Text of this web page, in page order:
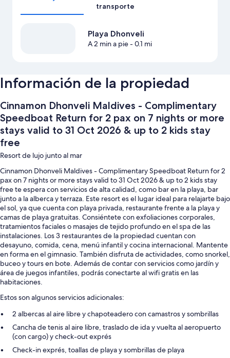
transporte
Playa Dhonveli
A 2 min a pie- 0.1 mi
Información de la propiedad
Cinnamon Dhonveli Maldives - Complimentary
Speedboat Return for 2 pax on 7 nights or more
stays valid to 31 Oct 2026 & up to 2 kids stay
free
Resort de lujo junto al mar
Cinnamon Dhonveli Maldives - Complimentary Speedboat Return for 2
pax on 7 nights or more stays valid to 31 Oct 2026 & up to 2 kids stay
free te espera con servicios de alta calidad, como bar en la playa, bar
junto a la alberca y terraza. Este resort es el lugar ideal para relajarte bajo
el sol, ya que cuenta con playa privada, restaurante frente a la playa y
camas de playa gratuitas. Consiéntete con exfoliaciones corporales,
tratamientos faciales o masajes de tejido profundo en el spa de las
instalaciones. Los 3 restaurantes de la propiedad cuentan con
desayuno, comida, cena, menú infantil y cocina internacional. Mantente
en forma en el gimnasio. También disfruta de actividades, como snorkel,
buceo y tours en bote. Además de contar con servicios como jardín y
área de juegos infantiles, podrás conectarte al wifi gratis en las
habitaciones.
Estos son algunos servicios adicionales:
2 albercas al aire libre y chapoteadero con camastros y sombrillas
Cancha de tenis al aire libre, traslado de ida y vuelta al aeropuerto
(con cargo) y check-out exprés
Check-in exprés, toallas de playa y sombrillas de playa